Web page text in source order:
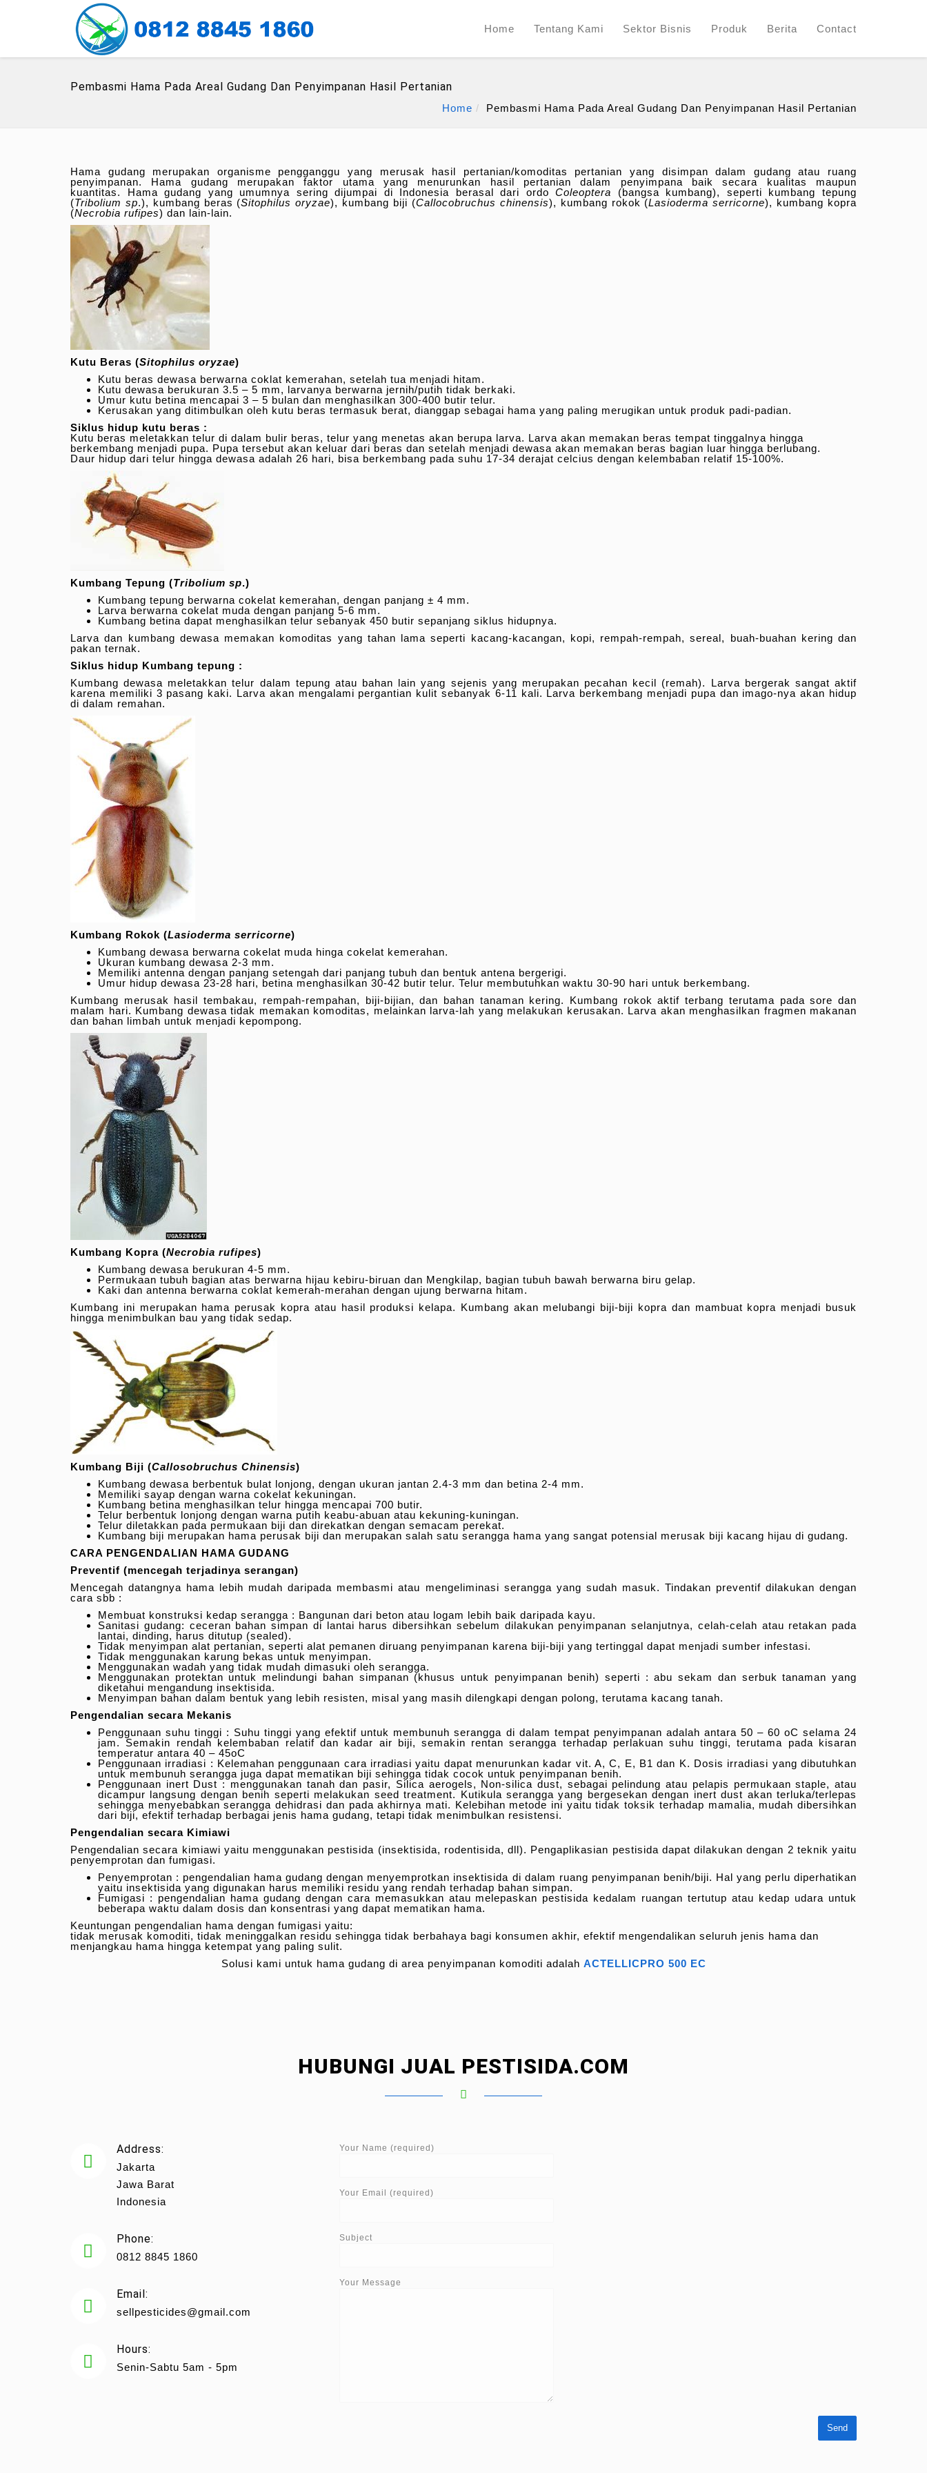
Home Tentang Kami Sektor Bisnis Produk Berita Contact
Pembasmi Hama Pada Areal Gudang Dan Penyimpanan Hasil Pertanian
Home Pembasmi Hama Pada Areal Gudang Dan Penyimpanan Hasil Pertanian
Hama gudang merupakan organisme pengganggu yang merusak hasil pertanian/komoditas pertanian yang disimpan dalam gudang atau ruang
penyimpanan. Hama gudang merupakan faktor utama yang menurunkan hasil pertanian dalam penyimpana baik secara kualitas maupun
kuantitas. Hama gudang yang umumnya sering dijumpai di Indonesia berasal dari ordoColeoptera (bangsa kumbang), seperti kumbang tepung
(Tribolium sp.), kumbang beras (Sitophilus oryzae), kumbang biji (Callocobruchus chinensis), kumbang rokok (Lasioderma serricorne), kumbang kopra
(Necrobia rufipes) dan lain-lain.
Kutu Beras (Sitophilus oryzae)
Kutu beras dewasa berwarna coklat kemerahan, setelah tua menjadi hitam.
Kutu dewasa berukuran 3.5 – 5 mm, larvanya berwarna jernih/putih tidak berkaki.
Umur kutu betina mencapai 3 – 5 bulan dan menghasilkan 300-400 butir telur.
Kerusakan yang ditimbulkan oleh kutu beras termasuk berat, dianggap sebagai hama yang paling merugikan untuk produk padi-padian.
Siklus hidup kutu beras :
Kutu beras meletakkan telur di dalam bulir beras, telur yang menetas akan berupa larva. Larva akan memakan beras tempat tinggalnya hingga
berkembang menjadi pupa. Pupa tersebut akan keluar dari beras dan setelah menjadi dewasa akan memakan beras bagian luar hingga berlubang.
Daur hidup dari telur hingga dewasa adalah 26 hari, bisa berkembang pada suhu 17-34 derajat celcius dengan kelembaban relatif 15-100%.
Kumbang Tepung (Tribolium sp.)
Kumbang tepung berwarna cokelat kemerahan, dengan panjang ± 4 mm.
Larva berwarna cokelat muda dengan panjang 5-6 mm.
Kumbang betina dapat menghasilkan telur sebanyak 450 butir sepanjang siklus hidupnya.
Larva dan kumbang dewasa memakan komoditas yang tahan lama seperti kacang-kacangan, kopi, rempah-rempah, sereal, buah-buahan kering dan
pakan ternak.
Siklus hidup Kumbang tepung :
Kumbang dewasa meletakkan telur dalam tepung atau bahan lain yang sejenis yang merupakan pecahan kecil (remah). Larva bergerak sangat aktif
karena memiliki 3 pasang kaki. Larva akan mengalami pergantian kulit sebanyak 6-11 kali. Larva berkembang menjadi pupa dan imago-nya akan hidup
di dalam remahan.
Kumbang Rokok (Lasioderma serricorne)
Kumbang dewasa berwarna cokelat muda hinga cokelat kemerahan.
Ukuran kumbang dewasa 2-3 mm.
Memiliki antenna dengan panjang setengah dari panjang tubuh dan bentuk antena bergerigi.
Umur hidup dewasa 23-28 hari, betina menghasilkan 30-42 butir telur. Telur membutuhkan waktu 30-90 hari untuk berkembang.
Kumbang merusak hasil tembakau, rempah-rempahan, biji-bijian, dan bahan tanaman kering. Kumbang rokok aktif terbang terutama pada sore dan
malam hari. Kumbang dewasa tidak memakan komoditas, melainkan larva-lah yang melakukan kerusakan. Larva akan menghasilkan fragmen makanan
dan bahan limbah untuk menjadi kepompong.
Kumbang Kopra (Necrobia rufipes)
Kumbang dewasa berukuran 4-5 mm.
Permukaan tubuh bagian atas berwarna hijau kebiru-biruan dan Mengkilap, bagian tubuh bawah berwarna biru gelap.
Kaki dan antenna berwarna coklat kemerah-merahan dengan ujung berwarna hitam.
Kumbang ini merupakan hama perusak kopra atau hasil produksi kelapa. Kumbang akan melubangi biji-biji kopra dan mambuat kopra menjadi busuk
hingga menimbulkan bau yang tidak sedap.
Kumbang Biji (Callosobruchus Chinensis)
Kumbang dewasa berbentuk bulat lonjong, dengan ukuran jantan 2.4-3 mm dan betina 2-4 mm.
Memiliki sayap dengan warna cokelat kekuningan.
Kumbang betina menghasilkan telur hingga mencapai 700 butir.
Telur berbentuk lonjong dengan warna putih keabu-abuan atau kekuning-kuningan.
Telur diletakkan pada permukaan biji dan direkatkan dengan semacam perekat.
Kumbang biji merupakan hama perusak biji dan merupakan salah satu serangga hama yang sangat potensial merusak biji kacang hijau di gudang.
CARA PENGENDALIAN HAMA GUDANG
Preventif (mencegah terjadinya serangan)
Mencegah datangnya hama lebih mudah daripada membasmi atau mengeliminasi serangga yang sudah masuk. Tindakan preventif dilakukan dengan
cara sbb :
Membuat konstruksi kedap serangga : Bangunan dari beton atau logam lebih baik daripada kayu.
Sanitasi gudang: ceceran bahan simpan di lantai harus dibersihkan sebelum dilakukan penyimpanan selanjutnya, celah-celah atau retakan pada
lantai, dinding, harus ditutup (sealed).
Tidak menyimpan alat pertanian, seperti alat pemanen diruang penyimpanan karena biji-biji yang tertinggal dapat menjadi sumber infestasi.
Tidak menggunakan karung bekas untuk menyimpan.
Menggunakan wadah yang tidak mudah dimasuki oleh serangga.
Menggunakan protektan untuk melindungi bahan simpanan (khusus untuk penyimpanan benih) seperti : abu sekam dan serbuk tanaman yang
diketahui mengandung insektisida.
Menyimpan bahan dalam bentuk yang lebih resisten, misal yang masih dilengkapi dengan polong, terutama kacang tanah.
Pengendalian secara Mekanis
Penggunaan suhu tinggi : Suhu tinggi yang efektif untuk membunuh serangga di dalam tempat penyimpanan adalah antara 50 – 60 oC selama 24
jam. Semakin rendah kelembaban relatif dan kadar air biji, semakin rentan serangga terhadap perlakuan suhu tinggi, terutama pada kisaran
temperatur antara 40 – 45oC
Penggunaan irradiasi : Kelemahan penggunaan cara irradiasi yaitu dapat menurunkan kadar vit. A, C, E, B1 dan K. Dosis irradiasi yang dibutuhkan
untuk membunuh serangga juga dapat mematikan biji sehingga tidak cocok untuk penyimpanan benih.
Penggunaan inert Dust : menggunakan tanah dan pasir, Silica aerogels, Non-silica dust, sebagai pelindung atau pelapis permukaan staple, atau
dicampur langsung dengan benih seperti melakukan seed treatment. Kutikula serangga yang bergesekan dengan inert dust akan terluka/terlepas
sehingga menyebabkan serangga dehidrasi dan pada akhirnya mati. Kelebihan metode ini yaitu tidak toksik terhadap mamalia, mudah dibersihkan
dari biji, efektif terhadap berbagai jenis hama gudang, tetapi tidak menimbulkan resistensi.
Pengendalian secara Kimiawi
Pengendalian secara kimiawi yaitu menggunakan pestisida (insektisida, rodentisida, dll). Pengaplikasian pestisida dapat dilakukan dengan 2 teknik yaitu
penyemprotan dan fumigasi.
Penyemprotan : pengendalian hama gudang dengan menyemprotkan insektisida di dalam ruang penyimpanan benih/biji. Hal yang perlu diperhatikan
yaitu insektisida yang digunakan harus memiliki residu yang rendah terhadap bahan simpan.
Fumigasi : pengendalian hama gudang dengan cara memasukkan atau melepaskan pestisida kedalam ruangan tertutup atau kedap udara untuk
beberapa waktu dalam dosis dan konsentrasi yang dapat mematikan hama.
Keuntungan pengendalian hama dengan fumigasi yaitu:
tidak merusak komoditi, tidak meninggalkan residu sehingga tidak berbahaya bagi konsumen akhir, efektif mengendalikan seluruh jenis hama dan
menjangkau hama hingga ketempat yang paling sulit.
Solusi kami untuk hama gudang di area penyimpanan komoditi adalah ACTELLICPRO 500 EC
HUBUNGI JUAL PESTISIDA.COM
Address:
Jakarta
Jawa Barat
Indonesia
Phone:
0812 8845 1860
Email:
sellpesticides@gmail.com
Hours:
Senin-Sabtu 5am - 5pm
Your Name (required)
Your Email (required)
Subject
Your Message